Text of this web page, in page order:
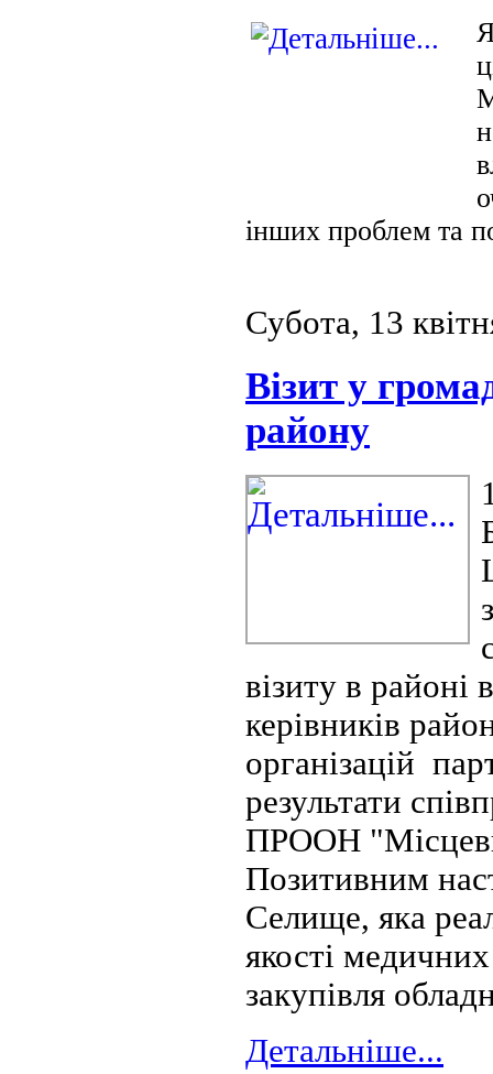
інших проблем та
Субота, 13
Візит у
району
візиту в районі
керівників
організацій
результати
ПРООН
Позитивним
Селище, яка
якості
закупівля
Детальніше...